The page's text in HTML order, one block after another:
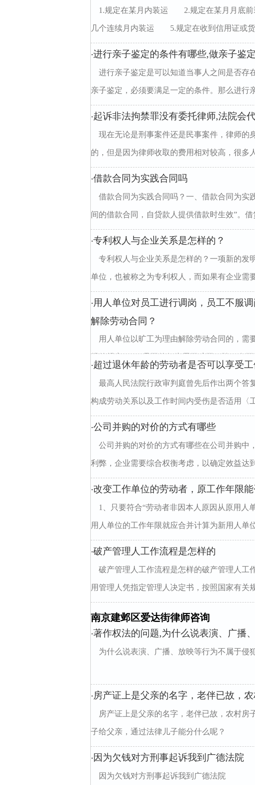
1.规定在某月内装运 2.规定在某月月
几个连续月内装运 5.规定在收到信用证或货
·进行亲子鉴定的条件有哪些,做亲子鉴
进行亲子鉴定是可以知道当事人之间是否存
亲子鉴定，必须要满足一定的条件。那么进行
·起诉非法拘禁罪没有委托律师,法院会
现在无论是刑事案件还是民事案件，律师的
的，但是因为律师收取的费用相对较高，很多
·借款合同为实践合同吗
借款合同为实践合同吗？一、借款合同为实
间的借款合同，自贷款人提供借款时生效”。借
·专利权人与企业关系是怎样的？
专利权人与企业关系是怎样的？一项新的发
单位，也被称之为专利权人，而如果有企业需
·用人单位对员工进行调岗，员工不服
解除劳动合同？
用人单位以旷工为理由解除劳动合同的，需
规的规定。2、员工的行为属于旷工，除了有
·超过退休年龄的劳动者是否可以享受工
最高人民法院行政审判庭曾先后作出两个答
构成劳动关系以及工作时间内受伤是否适用〈
·公司并购的对价的方式有哪些
公司并购的对价的方式有哪些在公司并购中
利弊，企业需要综合权衡考虑，以确定效益达
·改变工作单位的劳动者，原工作年限
1、只要符合“劳动者非因本人原因从原用人
用人单位的工作年限就应合并计算为新用人单
·破产管理人工作流程是怎样的
破产管理人工作流程是怎样的破产管理人工
用管理人凭指定管理人决定书，按照国家有关
南京建邺区爱达街律师咨询
·著作权法的问题,为什么说表演、广播
为什么说表演、广播、放映等行为不属于侵
·房产证上是父亲的名字，老伴已故，
房产证上是父亲的名字，老伴已故，农村
子给父亲，通过法律儿子能分什么呢？
· 因为欠钱对方刑事起诉我到广德法院
因为欠钱对方刑事起诉我到广德法院